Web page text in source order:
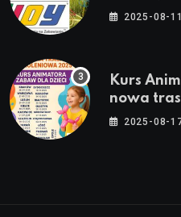
zestawy
2025-08-11
Kurs
nowa
– jesień
2025-08-